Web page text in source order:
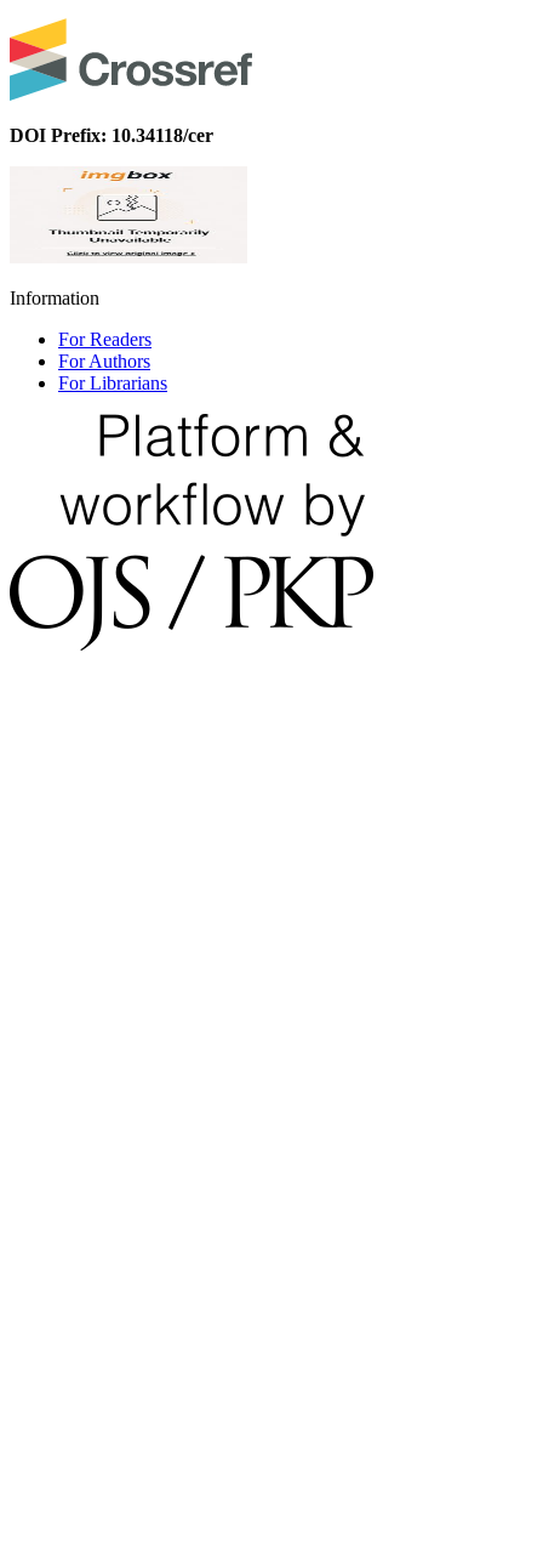
DOI Prefix: 10.34118/cer
Information
For Readers
For Authors
For Librarians